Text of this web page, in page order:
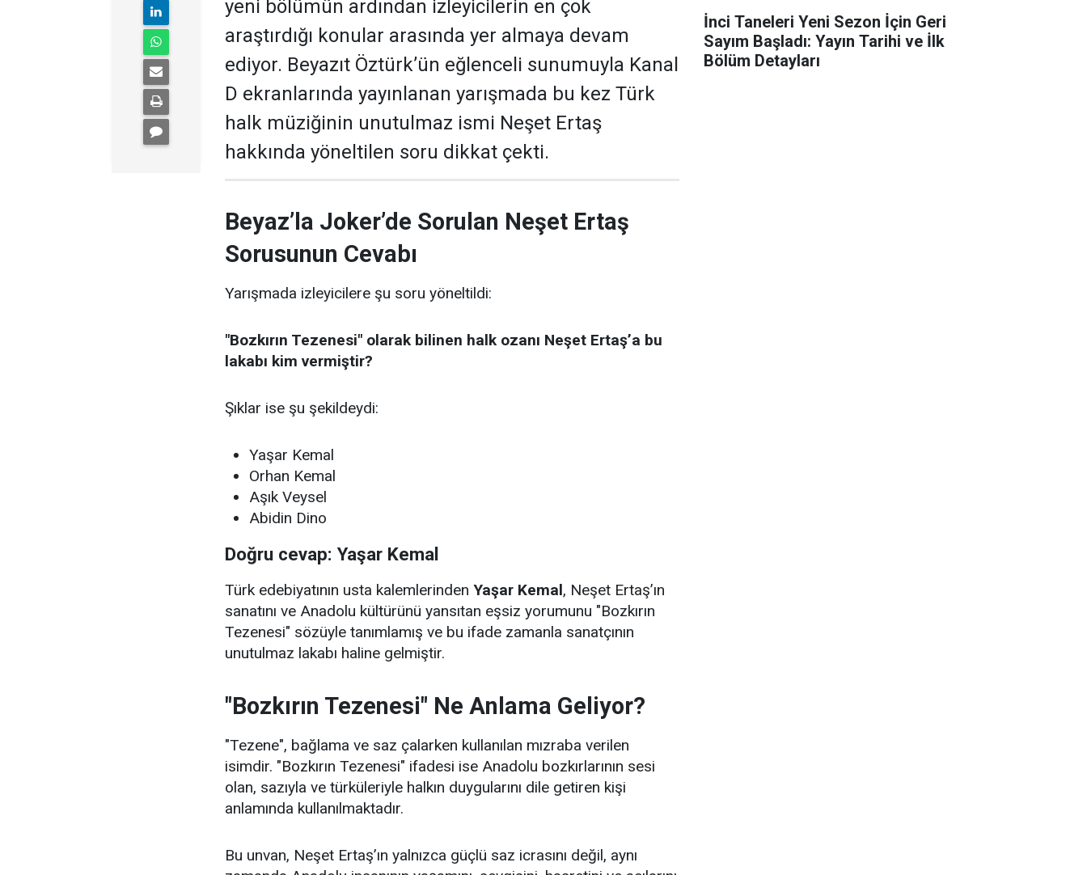
yeni bölümün ardından izleyicilerin en çok
araştırdığı konular arasında yer almaya devam
ediyor. Beyazıt Öztürk’ün eğlenceli sunumuyla Kanal
D ekranlarında yayınlanan yarışmada bu kez Türk
halk müziğinin unutulmaz ismi Neşet Ertaş
hakkında yöneltilen soru dikkat çekti.
Beyaz’la Joker’de Sorulan Neşet Ertaş
Sorusunun Cevabı
Yarışmada izleyicilere şu soru yöneltildi:
"Bozkırın Tezenesi" olarak bilinen halk ozanı Neşet Ertaş’a bu
lakabı kim vermiştir?
Şıklar ise şu şekildeydi:
Yaşar Kemal
Orhan Kemal
Aşık Veysel
Abidin Dino
Doğru cevap: Yaşar Kemal
Türk edebiyatının usta kalemlerinden Yaşar Kemal, Neşet Ertaş’ın
sanatını ve Anadolu kültürünü yansıtan eşsiz yorumunu "Bozkırın
Tezenesi" sözüyle tanımlamış ve bu ifade zamanla sanatçının
unutulmaz lakabı haline gelmiştir.
"Bozkırın Tezenesi" Ne Anlama Geliyor?
"Tezene", bağlama ve saz çalarken kullanılan mızraba verilen
isimdir. "Bozkırın Tezenesi" ifadesi ise Anadolu bozkırlarının sesi
olan, sazıyla ve türküleriyle halkın duygularını dile getiren kişi
anlamında kullanılmaktadır.
Bu unvan, Neşet Ertaş’ın yalnızca güçlü saz icrasını değil, aynı
İnci Taneleri Yeni Sezon İçin Geri
Sayım Başladı: Yayın Tarihi ve İlk
Bölüm Detayları